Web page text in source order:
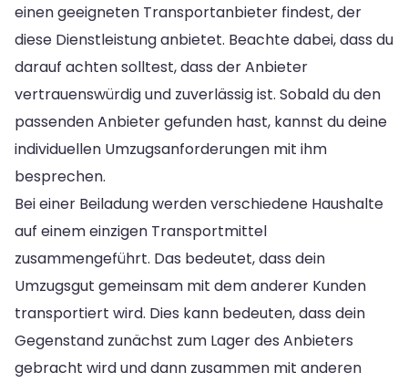
einen geeigneten Transportanbieter findest, der
diese Dienstleistung anbietet. Beachte dabei, dass du
darauf achten solltest, dass der Anbieter
vertrauenswürdig und zuverlässig ist. Sobald du den
passenden Anbieter gefunden hast, kannst du deine
individuellen Umzugsanforderungen mit ihm
besprechen.
Bei einer Beiladung werden verschiedene Haushalte
auf einem einzigen Transportmittel
zusammengeführt. Das bedeutet, dass dein
Umzugsgut gemeinsam mit dem anderer Kunden
transportiert wird. Dies kann bedeuten, dass dein
Gegenstand zunächst zum Lager des Anbieters
gebracht wird und dann zusammen mit anderen